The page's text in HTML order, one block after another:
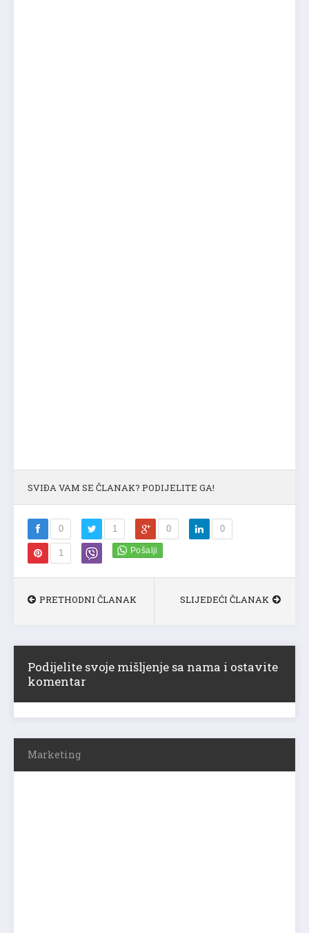
SVIĐA VAM SE ČLANAK? PODIJELITE GA!
0 1 0 0
1
PRETHODNI ČLANAK SLIJEDEĆI ČLANAK
Podijelite svoje mišljenje sa nama i ostavite
komentar
Marketing